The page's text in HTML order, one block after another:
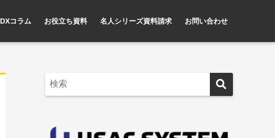
DXコラム お役立ち資料 名人シリーズ資料請求 お問い合わせ